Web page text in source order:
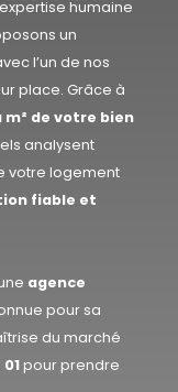
humaine
un
l’un de nos
place. Grâce à
m² de votre bien
analysent
votre logement
fiable et
agence
pour sa
du marché
01pour prendre